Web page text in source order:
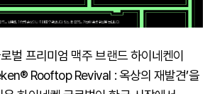
벌 프리미엄 맥주 브랜드 하이네켄이
Rooftop Revival : 옥상의 재발견’을